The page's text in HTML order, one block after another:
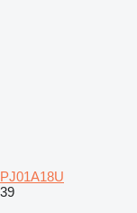
PJ01A18U
39